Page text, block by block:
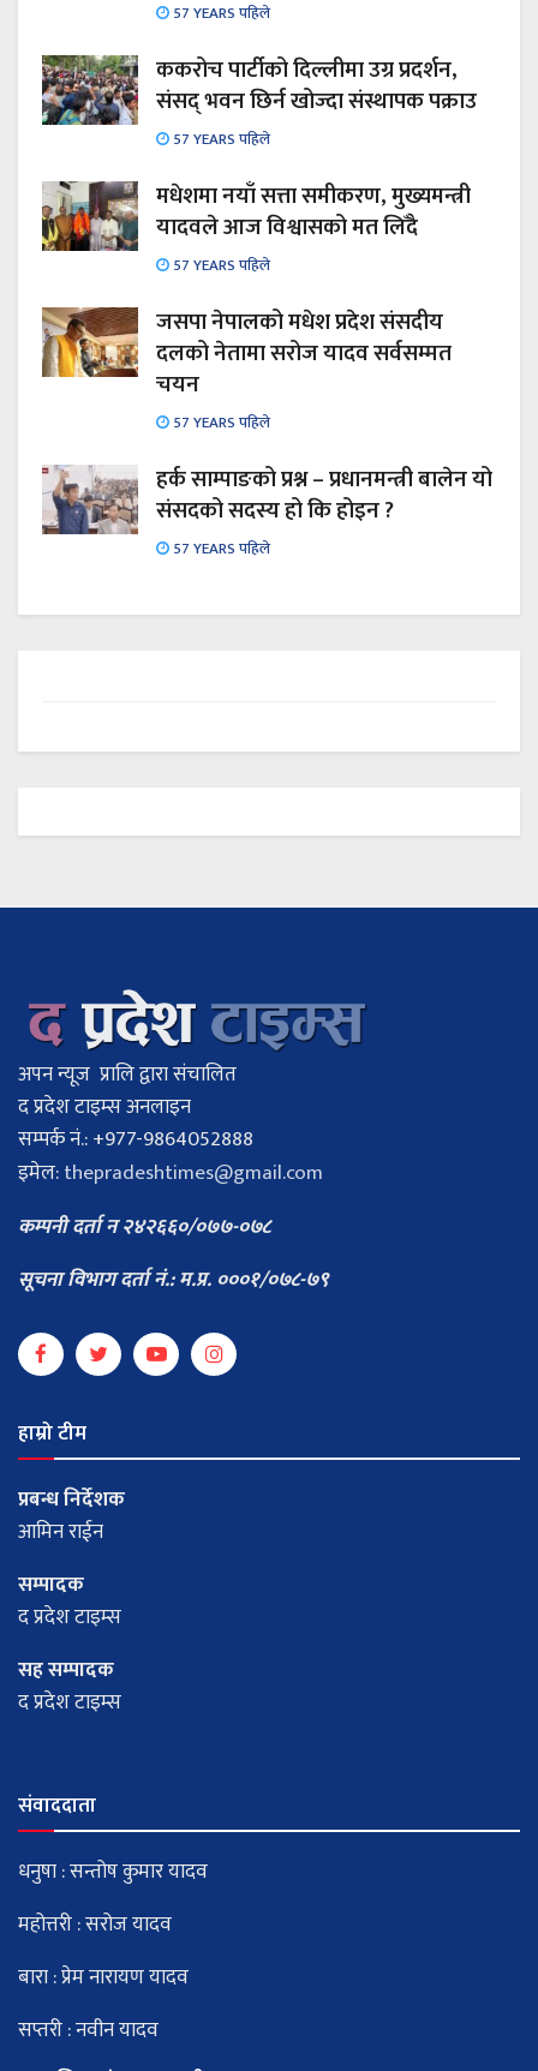
57 YEARS पहिले
ककरोच पार्टीको दिल्लीमा उग्र प्रदर्शन,
संसद् भवन छिर्न खोज्दा संस्थापक पक्राउ
57 YEARS पहिले
मधेशमा नयाँ सत्ता समीकरण, मुख्यमन्त्री
यादवले आज विश्वासको मत लिँदै
57 YEARS पहिले
जसपा नेपालको मधेश प्रदेश संसदीय
दलको नेतामा सरोज यादव सर्वसम्मत
चयन
57 YEARS पहिले
हर्क साम्पाङको प्रश्न – प्रधानमन्त्री बालेन यो
संसदको सदस्य हो कि होइन ?
57 YEARS पहिले
अपन न्यूज प्रालि द्वारा संचालित
द प्रदेश टाइम्स अनलाइन
सम्पर्क नं.: +977-9864052888
इमेल:thepradeshtimes@gmail.com
कम्पनी दर्ता न २४२६६०/०७७-०७८
सूचना विभाग दर्ता नं.: म.प्र. ०००१/०७८-७९
हाम्रो टीम
प्रबन्ध निर्देशक
आमिन राईन
सम्पादक
द प्रदेश टाइम्स
सह सम्पादक
द प्रदेश टाइम्स
संवाददाता
धनुषा : सन्तोष कुमार यादव
महोत्तरी : सरोज यादव
बारा : प्रेम नारायण यादव
सप्तरी : नवीन यादव